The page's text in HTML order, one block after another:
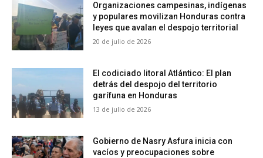
Organizaciones campesinas, indígenas
y populares movilizan Honduras contra
leyes que avalan el despojo territorial
20 de julio de 2026
El codiciado litoral Atlántico: El plan
detrás del despojo del territorio
garífuna en Honduras
13 de julio de 2026
Gobierno de Nasry Asfura inicia con
vacíos y preocupaciones sobre